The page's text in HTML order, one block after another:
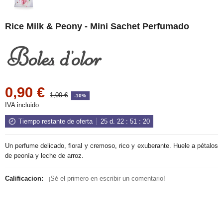
Rice Milk & Peony - Mini Sachet Perfumado
0,90 € 1,00 € -10%
IVA incluido
Tiempo restante de oferta 25d. 22: 51 : 20
Un perfume delicado, floral y cremoso, rico y exuberante. Huele a pétalos
de peonía y leche de arroz.
Calificacion: ¡Sé el primero en escribir un comentario!